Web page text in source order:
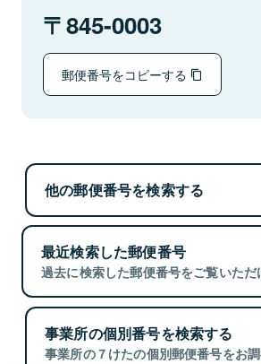
845-0003
郵便番号をコピーする
他の郵便番号を検索する
最近検索した郵便番号
過去に検索した郵便番号をご覧いただ
事業所の個別番号を検索する
事業所の７けたの個別郵便番号をお調